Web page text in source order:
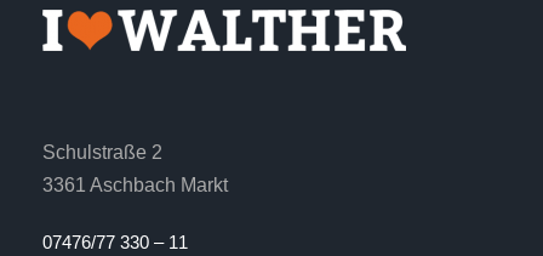
Schulstraße 2
3361 Aschbach Markt
07476/77 330 – 11